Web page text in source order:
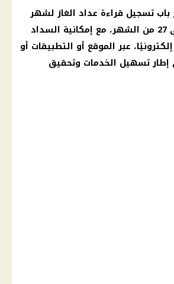
باب تسجيل قراءة عداد الغاز لشهر
أغسطس 2025 حتى 27 من الشهر، مع إمكانية السداد
عبر الموقع أو التطبيقات أو
إطار تسهيل الخدمات وتحقيق